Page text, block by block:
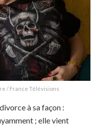
/ France Télévisions
à sa façon :
; elle vient